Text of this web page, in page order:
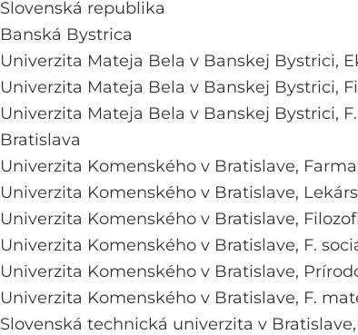
Slovenská republika
Banská Bystrica
Univerzita Mateja Bela v Banskej Bystrici,
Univerzita Mateja Bela v Banskej Bystrici,
Univerzita Mateja Bela v Banskej Bystrici,
Bratislava
Univerzita Komenského v Bratislave,
Univerzita Komenského v Bratislave,
Univerzita Komenského v Bratislave,
Univerzita Komenského v Bratislave, F.
Univerzita Komenského v Bratislave,
Univerzita Komenského v Bratislave, F.
Slovenská technická univerzita v Bratislave,